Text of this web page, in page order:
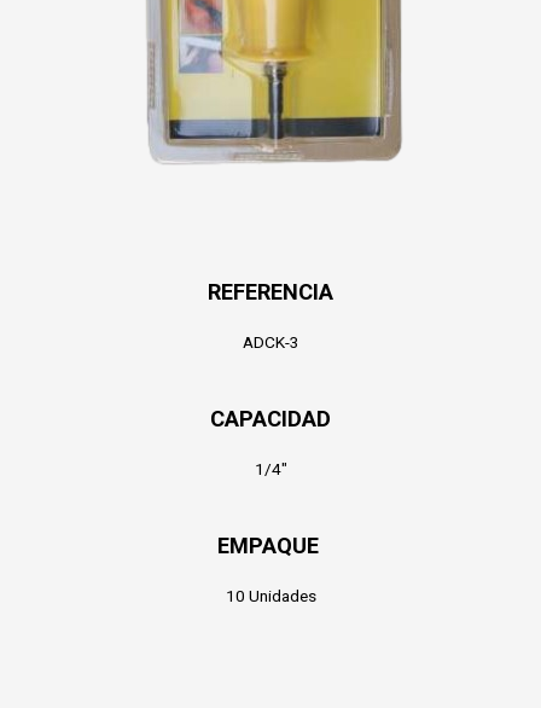
REFERENCIA
ADCK-3
CAPACIDAD
1/4″
EMPAQUE
10 Unidades